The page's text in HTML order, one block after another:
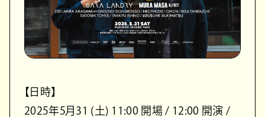
【日時】
2025年5月31 (土) 11:00 開場 / 12:00 開演 /